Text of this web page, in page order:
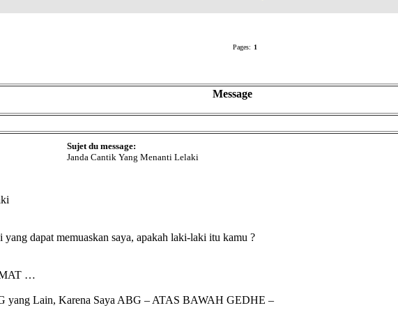
Pages: 1
Message
Sujet du message:
Janda Cantik Yang Menanti Lelaki
yang dapat memuaskan saya, apakah laki-laki itu kamu ?
…
yang Lain, Karena Saya ABG – ATAS BAWAH GEDHE –